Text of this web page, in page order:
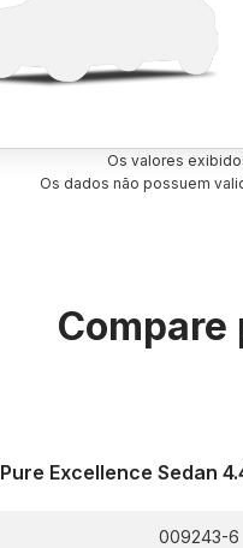
Os valores
Os dados não possuem
Compare
Pure Excellence Sedan
009243-6